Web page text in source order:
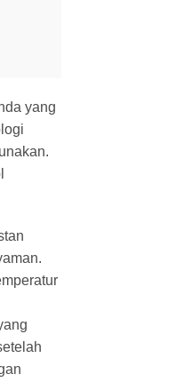
yang